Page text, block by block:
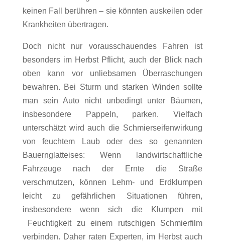
keinen Fall berühren – sie könnten auskeilen oder
Krankheiten übertragen.
Doch nicht nur vorausschauendes Fahren ist
besonders im Herbst Pflicht, auch der Blick nach
oben kann vor unliebsamen Überraschungen
bewahren. Bei Sturm und starken Winden sollte
man sein Auto nicht unbedingt unter Bäumen,
insbesondere Pappeln, parken. Vielfach
unterschätzt wird auch die Schmierseifenwirkung
von feuchtem Laub oder des so genannten
Bauernglatteises: Wenn landwirtschaftliche
Fahrzeuge nach der Ernte die Straße
verschmutzen, können Lehm- und Erdklumpen
leicht zu gefährlichen Situationen führen,
insbesondere wenn sich die Klumpen mit
Feuchtigkeit zu einem rutschigen Schmierfilm
verbinden. Daher raten Experten, im Herbst auch